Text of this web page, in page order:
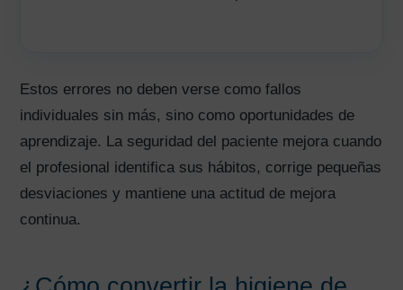
Estos errores no deben verse como fallos
individuales sin más, sino como oportunidades de
aprendizaje. La seguridad del paciente mejora cuando
el profesional identifica sus hábitos, corrige pequeñas
desviaciones y mantiene una actitud de mejora
continua.